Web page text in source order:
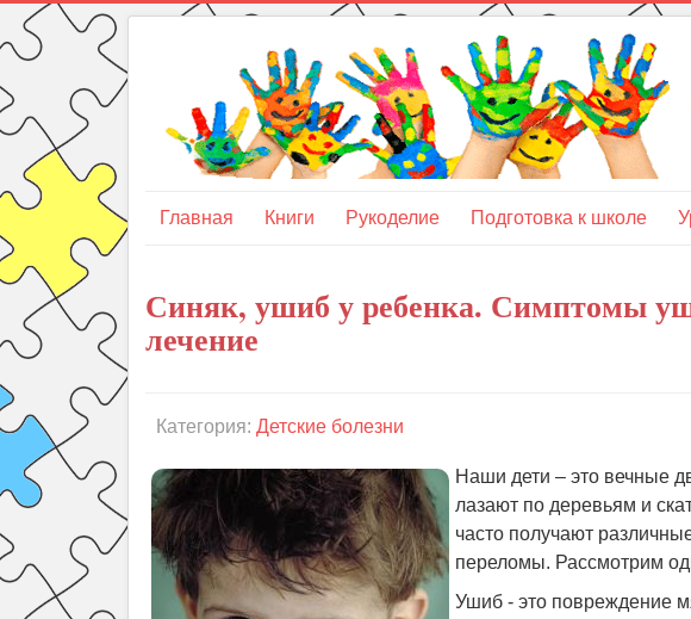
Главная Книги Рукоделие Подготовка к школе
Синяк, ушиб у ребенка. Симптомы
лечение
Категория: Детские болезни
Наши дети – это вечные
лазают по деревьям и
часто получают
переломы. Рассмотрим
Ушиб - это повреждение